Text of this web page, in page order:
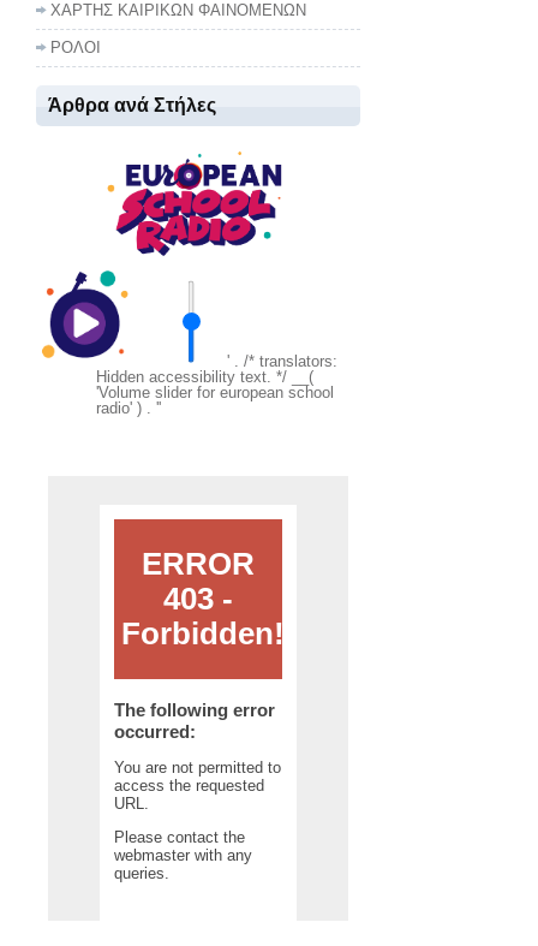
ΧΑΡΤΗΣ ΚΑΙΡΙΚΩΝ ΦΑΙΝΟΜΕΝΩΝ
ΡΟΛΟΙ
Άρθρα ανά Στήλες
' . /* translators:
Hidden accessibility text. */ __(
'Volume slider for european school
radio' ) . ''